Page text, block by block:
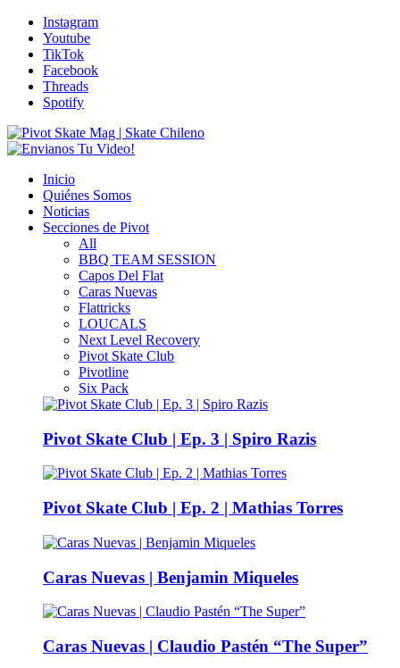
Instagram
Youtube
TikTok
Facebook
Threads
Spotify
Inicio
Quiénes Somos
Noticias
Secciones de Pivot
All
BBQ TEAM SESSION
Capos Del Flat
Caras Nuevas
Flattricks
LOUCALS
Next Level Recovery
Pivot Skate Club
Pivotline
Six Pack
Pivot Skate Club | Ep. 3 | Spiro Razis
Pivot Skate Club | Ep. 2 | Mathias Torres
Caras Nuevas | Benjamin Miqueles
Caras Nuevas | Claudio Pastén “The Super”